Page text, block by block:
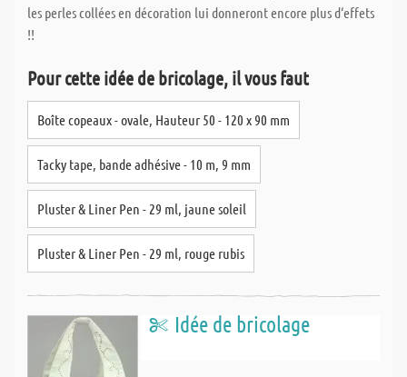
les perles collées en décoration lui donneront encore plus d‘effets
!!
Pour cette idée de bricolage, il vous faut
Boîte copeaux - ovale, Hauteur 50 - 120 x 90 mm
Tacky tape, bande adhésive - 10 m, 9 mm
Pluster & Liner Pen - 29 ml, jaune soleil
Pluster & Liner Pen - 29 ml, rouge rubis
Idée de bricolage